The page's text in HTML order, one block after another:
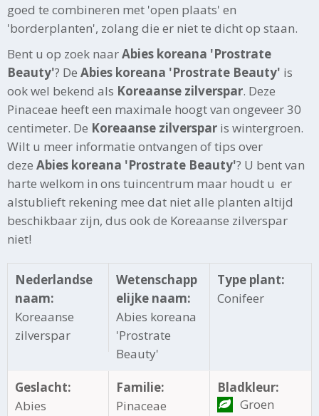
goed te combineren met 'open plaats' en
'borderplanten', zolang die er niet te dicht op staan.
Bent u op zoek naarAbies koreana 'Prostrate
Beauty'? De Abies koreana 'Prostrate Beauty' is
ook wel bekend als Koreaanse zilverspar. Deze
Pinaceae heeft een maximale hoogt van ongeveer 30
centimeter. De Koreaanse zilverspar is wintergroen.
Wilt u meer informatie ontvangen of tips over
deze Abies koreana 'Prostrate Beauty'? U bent van
harte welkom in ons tuincentrum maar houdt u er
alstublieft rekening mee dat niet alle planten altijd
beschikbaar zijn, dus ook de Koreaanse zilverspar
niet!
Nederlandse
naam:
Koreaanse
zilverspar
Wetenschapp
elijke naam:
Abies koreana
'Prostrate
Beauty'
Type plant:
Conifeer
Geslacht:
Abies
Familie:
Pinaceae
Bladkleur:
Groen